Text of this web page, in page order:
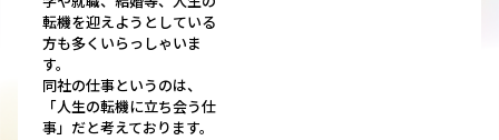
転機を迎えようとしている
方も多くいらっしゃいま
す。
同社の仕事というのは、
「人生の転機に立ち会う仕
事」だと考えております。